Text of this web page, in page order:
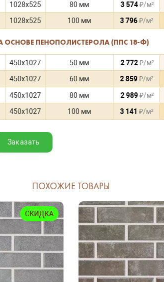
1028x525 80 мм 3 574₽/м²
1028x525 100 мм 3 796₽/м²
ОСНОВЕ ПЕНОПОЛИСТЕРОЛА (ППС 18-Ф)
450x1027 50 мм 2 772₽/м²
450x1027 60 мм 2 859₽/м²
450x1027 80 мм 2 989₽/м²
450x1027 100 мм 3 141₽/м²
Заказать
ПОХОЖИЕ ТОВАРЫ
СКИДКА